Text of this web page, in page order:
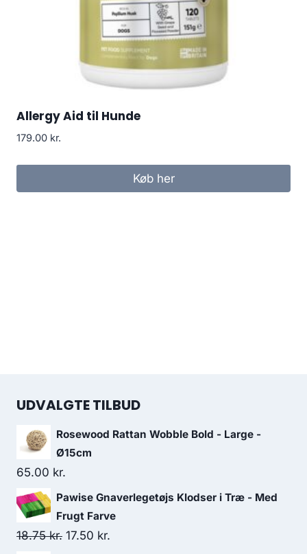
Allergy Aid til Hunde
179.00 kr.
Køb her
UDVALGTE TILBUD
Rosewood Rattan Wobble Bold - Large -
Ø15cm
65.00 kr.
Pawise Gnaverlegetøjs Klodser i Træ - Med
Frugt Farve
18.75kr. Den
17.50 kr.